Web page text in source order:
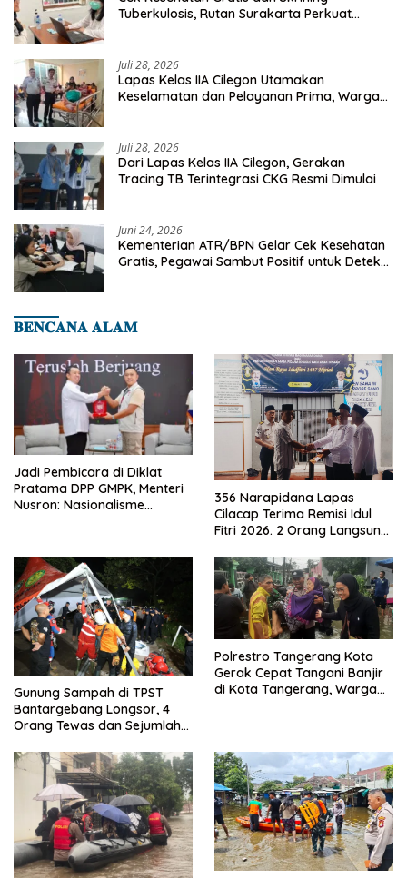
Tuberkulosis, Rutan Surakarta Perkuat
Juli 28, 2026
Lapas Kelas IIA Cilegon Utamakan
Keselamatan dan Pelayanan Prima, Warga
Juli 28, 2026
Dari Lapas Kelas IIA Cilegon, Gerakan
Tracing TB Terintegrasi CKG Resmi Dimulai
Juni 24, 2026
Kementerian ATR/BPN Gelar Cek Kesehatan
Gratis, Pegawai Sambut Positif untuk Deteksi
𝐁𝐄𝐍𝐂𝐀𝐍𝐀 𝐀𝐋𝐀𝐌
Jadi Pembicara di Diklat
Pratama DPP GMPK, Menteri
Nusron: Nasionalisme
356 Narapidana Lapas
Cilacap Terima Remisi Idul
Fitri 2026. 2 Orang Langsung
Gunung Sampah di TPST
Bantargebang Longsor, 4
Orang Tewas dan Sejumlah
Polrestro Tangerang Kota
Gerak Cepat Tangani Banjir
di Kota Tangerang, Warga